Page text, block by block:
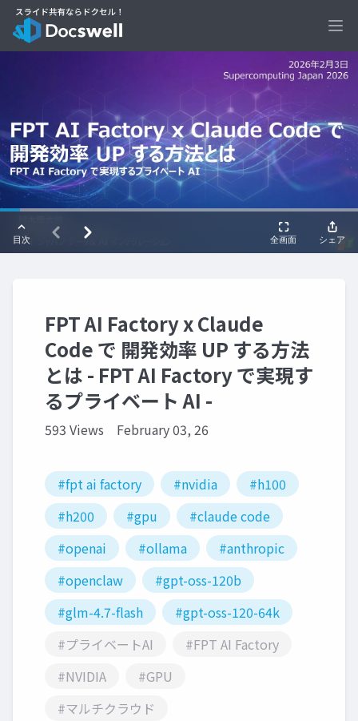
FPT AI Factory x Claude
Code で 開発効率 UP する方法
とは - FPT AI Factory で実現す
るプライベート AI -
593 Views February 03, 26
#fpt ai factory #nvidia
#h100
#h200
#gpu
#claude code
#openai
#ollama
#anthropic
#openclaw
#gpt-oss-120b
#glm-4.7-flash
#gpt-oss-120-64k
#プライベートAI
#FPT AI Factory
#NVIDIA
#GPU
#マルチクラウド